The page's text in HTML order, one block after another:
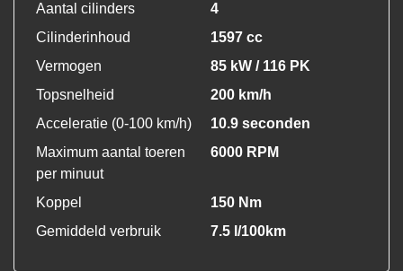
Aantal cilinders
4
Cilinderinhoud
1597 cc
Vermogen
85 kW / 116 PK
Topsnelheid
200 km/h
Acceleratie (0-100 km/h)
10.9 seconden
Maximum aantal toeren
per minuut
6000 RPM
Koppel
150 Nm
Gemiddeld verbruik
7.5 l/100km